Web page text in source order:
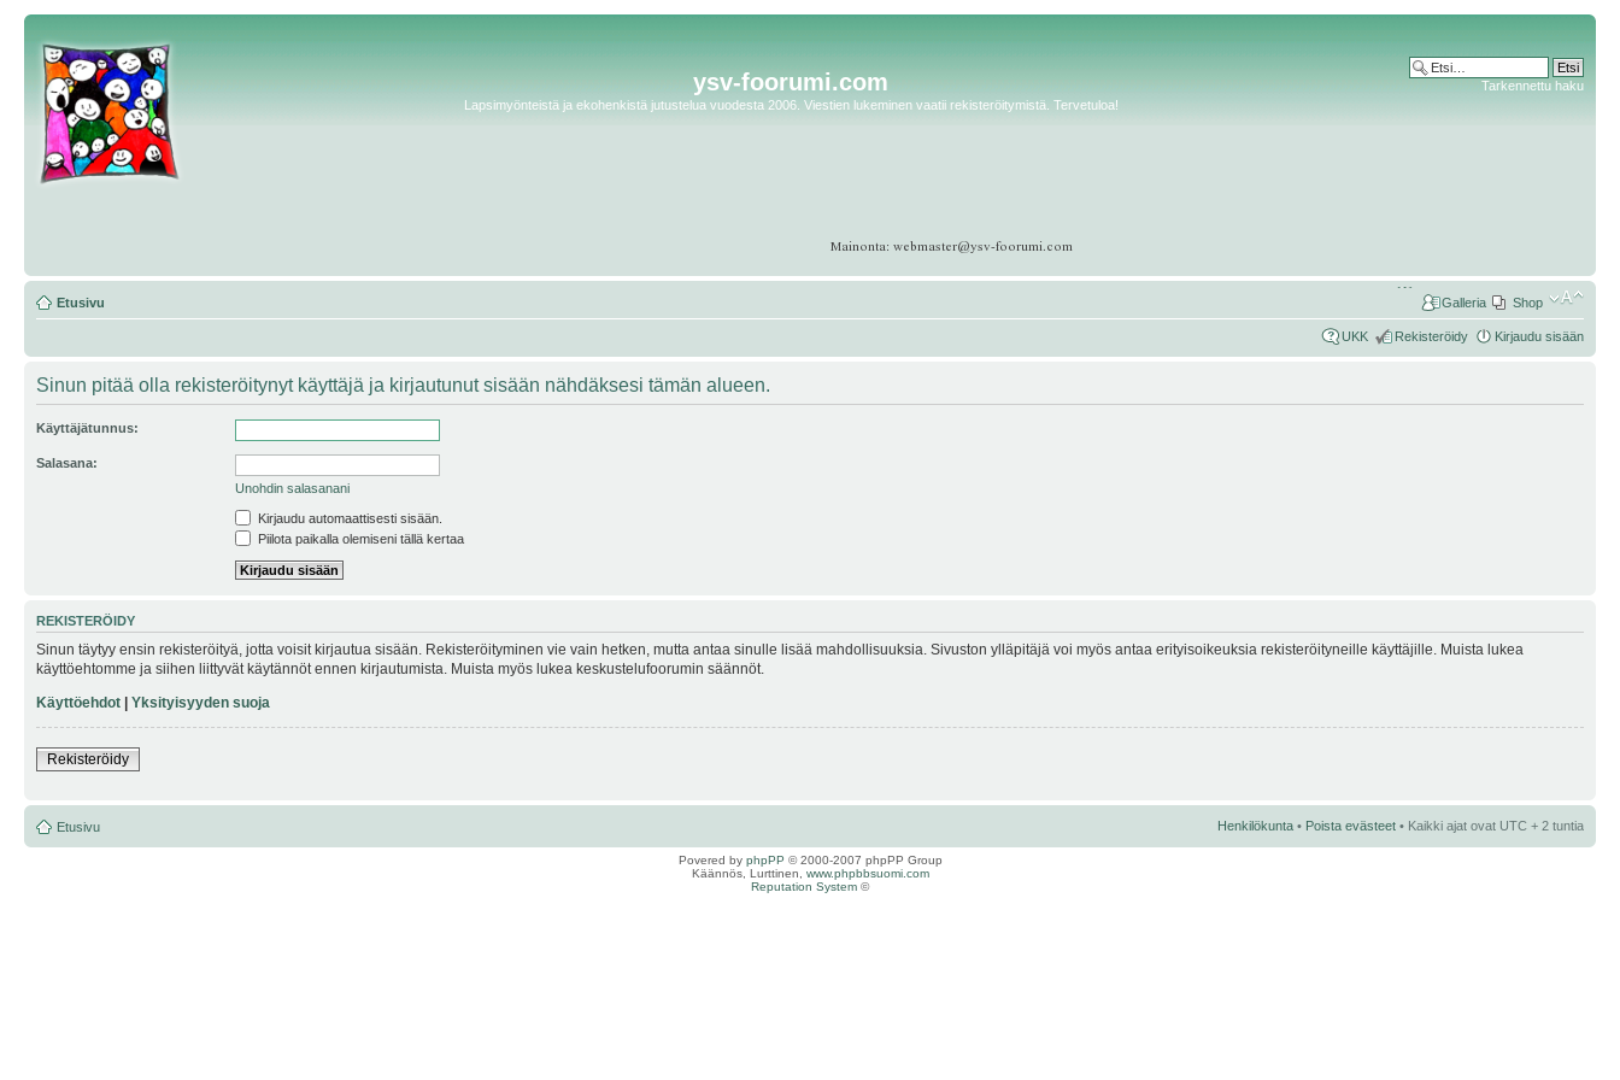
ysv-foorumi.com
Lapsimyönteistä ja ekohenkistä jutustelua vuodesta 2006. Viestien lukeminen vaatii rekisteröitymistä. Tervetuloa!
Tarkennettu haku
Etusivu Shop
Galleria
UKK Rekisteröidy Kirjaudu sisään
Sinun pitää olla rekisteröitynyt käyttäjä ja kirjautunut sisään nähdäksesi tämän alueen.
Käyttäjätunnus:
Salasana:
Unohdin salasanani
Kirjaudu automaattisesti sisään.
Piilota paikalla olemiseni tällä kertaa
REKISTERÖIDY
Sinun täytyy ensin rekisteröityä, jotta voisit kirjautua sisään. Rekisteröityminen vie vain hetken, mutta antaa sinulle lisää mahdollisuuksia. Sivuston ylläpitäjä voi myös antaa erityisoikeuksia rekisteröityneille käyttäjille. Muista lukea
käyttöehtomme ja siihen liittyvät käytännöt ennen kirjautumista. Muista myös lukea keskustelufoorumin säännöt.
Käyttöehdot | Yksityisyyden suoja
Rekisteröidy
Etusivu Henkilökunta • Poista evästeet • Kaikki ajat ovat UTC + 2 tuntia
Povered by phpPP © 2000-2007 phpPP Group
Käännös, Lurttinen, www.phpbbsuomi.com
Reputation System ©